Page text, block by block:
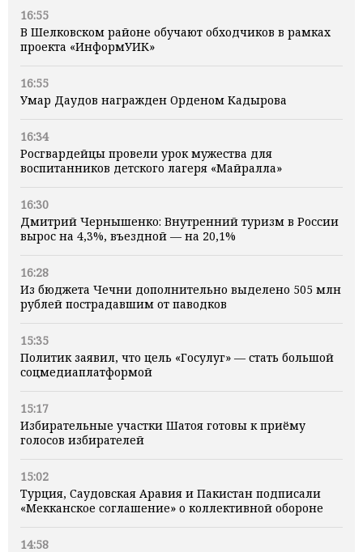
16:55
В Шелковском районе обучают обходчиков в рамках
проекта «ИнформУИК»
16:55
Умар Даудов награжден Орденом Кадырова
16:34
Росгвардейцы провели урок мужества для
воспитанников детского лагеря «Майралла»
16:30
Дмитрий Чернышенко: Внутренний туризм в России
вырос на 4,3%, въездной — на 20,1%
16:28
Из бюджета Чечни дополнительно выделено 505 млн
рублей пострадавшим от паводков
15:35
Политик заявил, что цель «Госулуг» — стать большой
соцмедиаплатформой
15:17
Избирательные участки Шатоя готовы к приёму
голосов избирателей
15:02
Турция, Саудовская Аравия и Пакистан подписали
«Мекканское соглашение» о коллективной обороне
14:58